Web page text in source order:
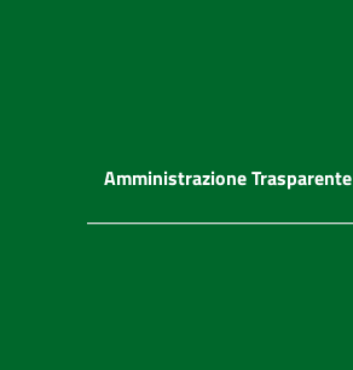
Amministrazione Trasparente